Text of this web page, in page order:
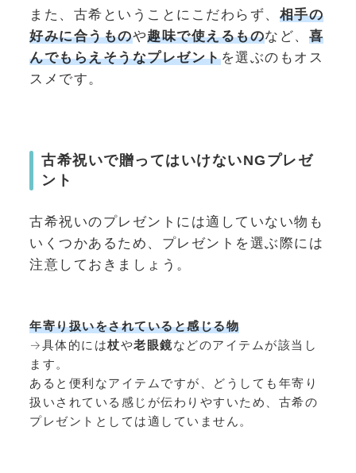
また、古希ということにこだわらず、 相手の
好みに合うものや趣味で使えるものなど、 喜
んでもらえそうなプレゼントを選ぶのもオス
スメです。
古希祝いで贈ってはいけないNGプレゼ
ント
古希祝いのプレゼントには適していない物も
いくつかあるため、プレゼントを選ぶ際には
注意しておきましょう。
年寄り扱いをされていると感じる物
→具体的には杖や老眼鏡などのアイテムが該当し
ます。
あると便利なアイテムですが、どうしても年寄り
扱いされている感じが伝わりやすいため、古希の
プレゼントとしては適していません。